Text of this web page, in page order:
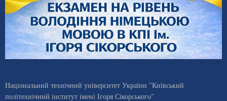
Національний технічний університет України "Київський
політехнічний інститут імені Ігоря Сікорського"